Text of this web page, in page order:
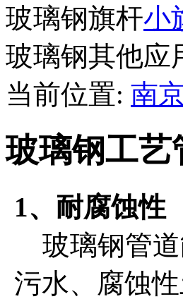
玻璃钢旗杆小
玻璃钢其他应
当前位置: 南
玻璃钢工艺
1、耐腐蚀性
玻璃钢管道
污水、腐蚀